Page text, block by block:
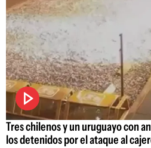
Tres chilenos y un uruguayo con
los detenidos por el ataque al